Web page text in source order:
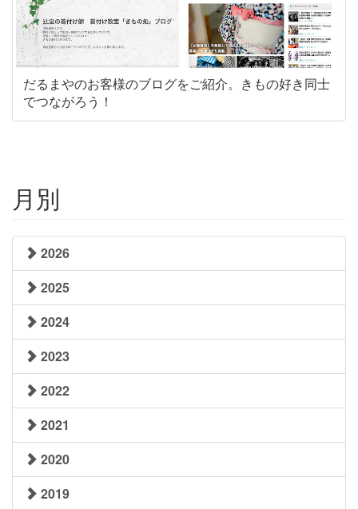
だるまやのお客様のブログをご紹介。きもの好き同士
でつながろう！
月別
2026
2025
2024
2023
2022
2021
2020
2019